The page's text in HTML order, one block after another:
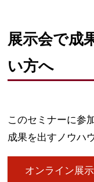
展示会で成
い方へ
このセミナーに参
成果を出すノウハ
オンライン展